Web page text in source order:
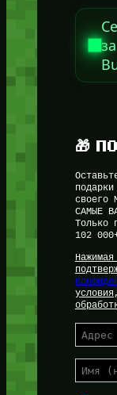
🎁
своего
САМЫЕ
Только
102